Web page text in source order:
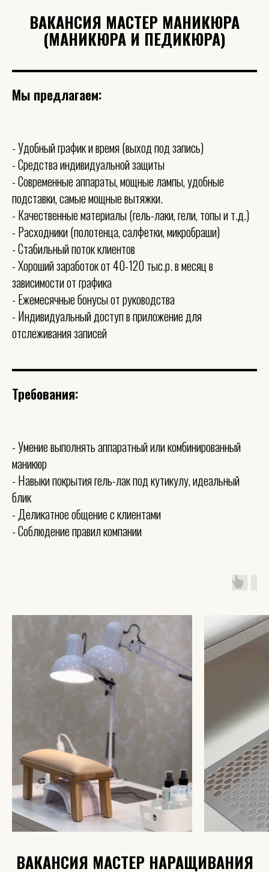
ВАКАНСИЯ МАСТЕР МАНИКЮРА
(МАНИКЮРА И ПЕДИКЮРА)
Мы предлагаем:
- Удобный график и время (выход под запись)
- Средства индивидуальной защиты
- Современные аппараты, мощные лампы, удобные
подставки, самые мощные вытяжки.
- Качественные материалы (гель-лаки, гели, топы и т.д.)
- Расходники (полотенца, салфетки, микробраши)
- Стабильный поток клиентов
- Хороший заработок от 40-120 тыс.р. в месяц в
зависимости от графика
- Ежемесячные бонусы от руководства
- Индивидуальный доступ в приложение для
отслеживания записей
Требования:
- Умение выполнять аппаратный или комбинированный
маникюр
- Навыки покрытия гель-лак под кутикулу, идеальный
блик
- Деликатное общение с клиентами
- Соблюдение правил компании
ВАКАНСИЯ МАСТЕР НАРАЩИВАНИЯ